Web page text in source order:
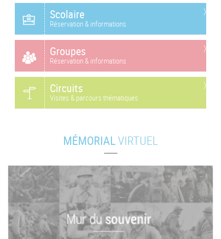
Scolaire
Réservation & informations
Groupes
Réservation & informations
Circuits
Visites & parcours thématiques
MÉMORIALVIRTUEL